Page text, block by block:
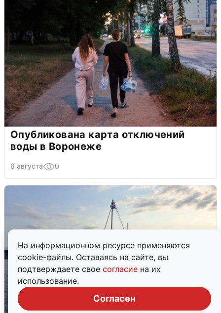
На информационном ресурсе применяются
cookie-файлы. Оставаясь на сайте, вы
подтверждаете свое согласие на их
использование.
Согласен
Опубликована карта отключений
воды в Воронеже
6 августа 0